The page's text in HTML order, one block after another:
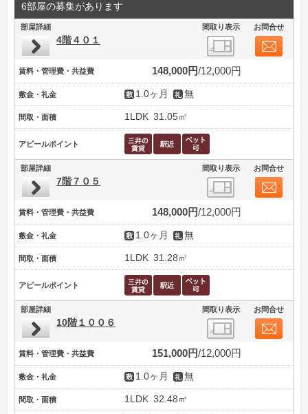
6部屋の募集があります
部屋詳細 間取り表示 お問合せ
4階４０１
賃料・管理費・共益費 148,000円 12,000円
敷金・礼金 1.0ヶ月 無
間取・面積 1LDK 31.05㎡
アピールポイント
部屋詳細 間取り表示 お問合せ
7階７０５
賃料・管理費・共益費 148,000円 12,000円
敷金・礼金 1.0ヶ月 無
間取・面積 1LDK 31.28㎡
アピールポイント
部屋詳細 間取り表示 お問合せ
10階１００６
賃料・管理費・共益費 151,000円 12,000円
敷金・礼金 1.0ヶ月 無
間取・面積 1LDK 32.48㎡